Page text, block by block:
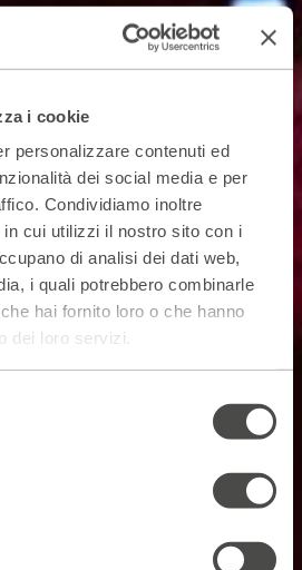
i cookie
personalizzare contenuti ed
dei social media e per
Condividiamo inoltre
cui utilizzi il nostro sito con i
di analisi dei dati web,
i quali potrebbero combinarle
hai fornito loro o che hanno
dei loro servizi.